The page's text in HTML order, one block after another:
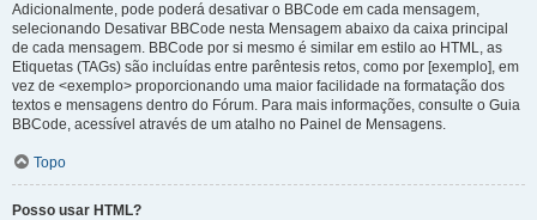
Adicionalmente, pode poderá desativar o BBCode em cada mensagem,
selecionando Desativar BBCode nesta Mensagem abaixo da caixa principal
de cada mensagem. BBCode por si mesmo é similar em estilo ao HTML, as
Etiquetas (TAGs) são incluídas entre parêntesis retos, como por [exemplo], em
vez de <exemplo> proporcionando uma maior facilidade na formatação dos
textos e mensagens dentro do Fórum. Para mais informações, consulte o Guia
BBCode, acessível através de um atalho no Painel de Mensagens.
Topo
Posso usar HTML?